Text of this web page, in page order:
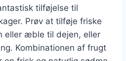
tilføjelse til
Prøv at tilføje friske
eller æble til dejen, eller
Kombinationen af frugt